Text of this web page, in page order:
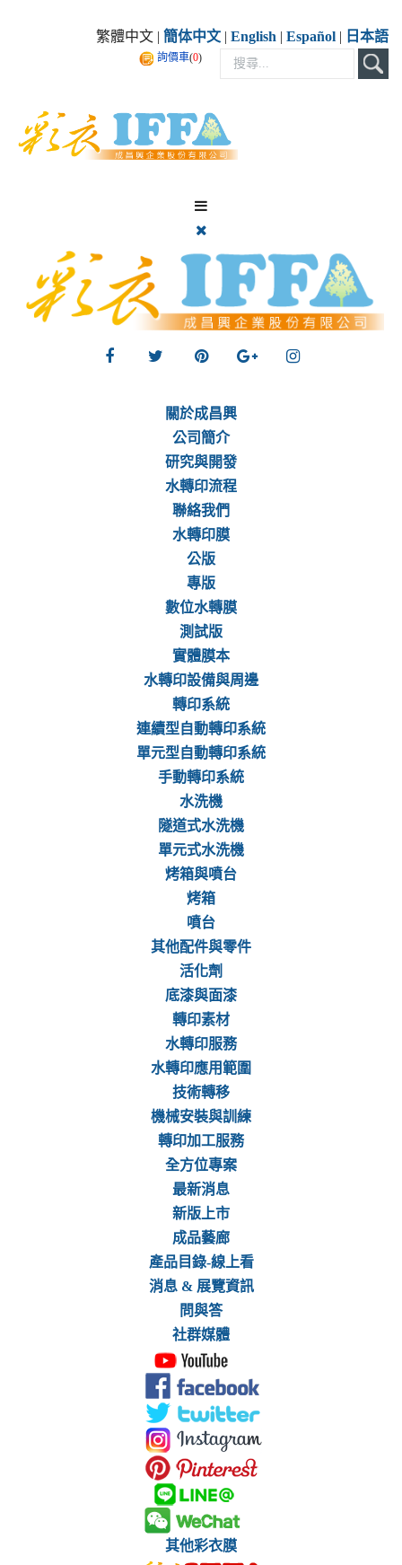
繁體中文 | 簡体中文 | English | Español | 日本語
詢價車(0)
關於成昌興
公司簡介
研究與開發
水轉印流程
聯絡我們
水轉印膜
公版
專版
數位水轉膜
測試版
實體膜本
水轉印設備與周邊
轉印系統
連續型自動轉印系統
單元型自動轉印系統
手動轉印系統
水洗機
隧道式水洗機
單元式水洗機
烤箱與噴台
烤箱
噴台
其他配件與零件
活化劑
底漆與面漆
轉印素材
水轉印服務
水轉印應用範圍
技術轉移
機械安裝與訓練
轉印加工服務
全方位專案
最新消息
新版上市
成品藝廊
產品目錄-線上看
消息 & 展覽資訊
問與答
社群媒體
其他彩衣膜